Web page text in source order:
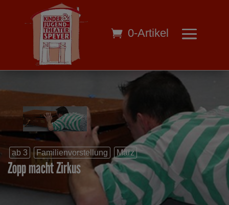
0-Artikel
ab 3 Familienvorstellung März
Zopp macht Zirkus